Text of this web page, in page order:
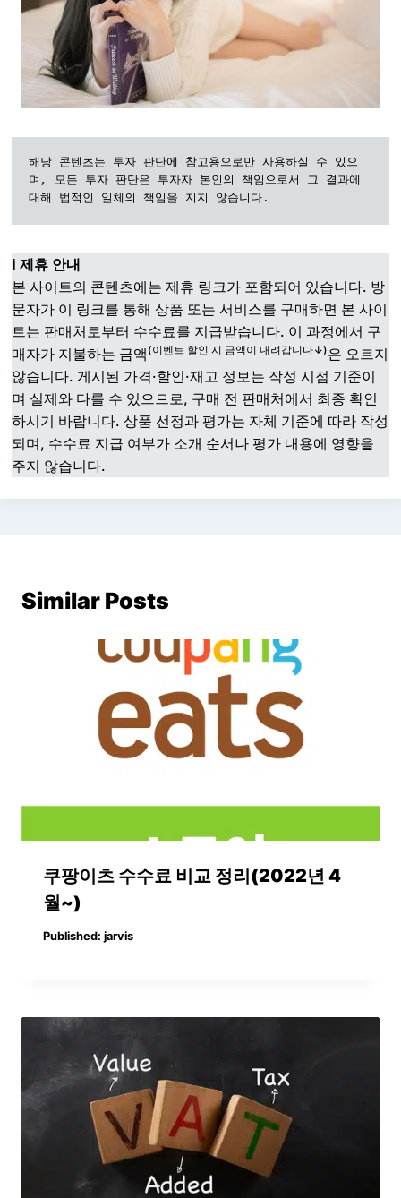
해당 콘텐츠는 투자 판단에 참고용으로만 사용하실 수 있으
며, 모든 투자 판단은 투자자 본인의 책임으로서 그 결과에
대해 법적인 일체의 책임을 지지 않습니다.
ℹ️ 제휴 안내
본 사이트의 콘텐츠에는 제휴 링크가 포함되어 있습니다. 방
문자가 이 링크를 통해 상품 또는 서비스를 구매하면 본 사이
트는 판매처로부터 수수료를 지급받습니다. 이 과정에서 구
매자가 지불하는 금액 (이벤트 할인 시 금액이 내려갑니다↓)은 오르지
않습니다. 게시된 가격·할인·재고 정보는 작성 시점 기준이
며 실제와 다를 수 있으므로, 구매 전 판매처에서 최종 확인
하시기 바랍니다. 상품 선정과 평가는 자체 기준에 따라 작성
되며, 수수료 지급 여부가 소개 순서나 평가 내용에 영향을
주지 않습니다.
Similar Posts
쿠팡이츠 수수료 비교 정리(2022년 4
월~)
Published: jarvis